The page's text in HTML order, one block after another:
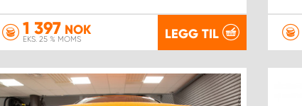
1 397NOK
EKS. 25 % MOMS LEGG TIL